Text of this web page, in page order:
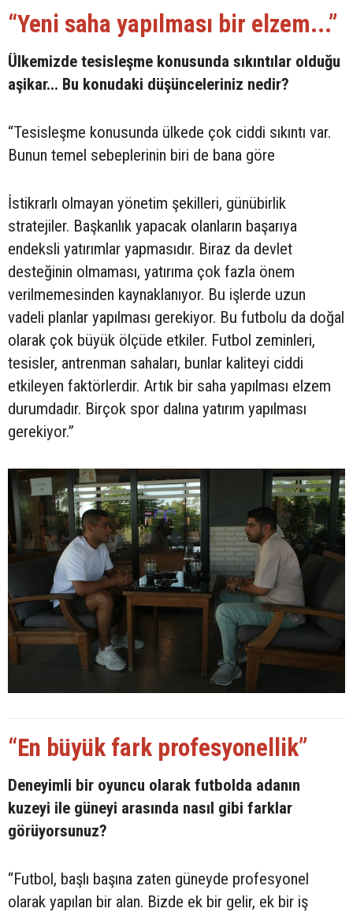
“Yeni saha yapılması bir elzem...”
Ülkemizde tesisleşme konusunda sıkıntılar olduğu
aşikar... Bu konudaki düşünceleriniz nedir?
“Tesisleşme konusunda ülkede çok ciddi sıkıntı var.
Bunun temel sebeplerinin biri de bana göre
İstikrarlı olmayan yönetim şekilleri, günübirlik
stratejiler. Başkanlık yapacak olanların başarıya
endeksli yatırımlar yapmasıdır. Biraz da devlet
desteğinin olmaması, yatırıma çok fazla önem
verilmemesinden kaynaklanıyor. Bu işlerde uzun
vadeli planlar yapılması gerekiyor. Bu futbolu da doğal
olarak çok büyük ölçüde etkiler. Futbol zeminleri,
tesisler, antrenman sahaları, bunlar kaliteyi ciddi
etkileyen faktörlerdir. Artık bir saha yapılması elzem
durumdadır. Birçok spor dalına yatırım yapılması
gerekiyor.”
“En büyük fark profesyonellik”
Deneyimli bir oyuncu olarak futbolda adanın
kuzeyi ile güneyi arasında nasıl gibi farklar
görüyorsunuz?
“Futbol, başlı başına zaten güneyde profesyonel
olarak yapılan bir alan. Bizde ek bir gelir, ek bir iş